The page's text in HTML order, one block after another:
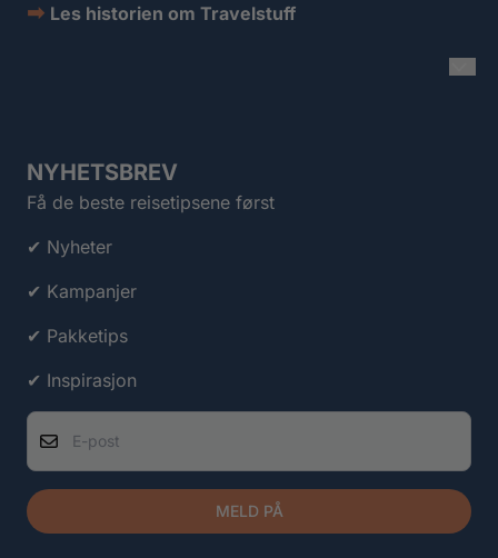
➡ Les historien om Travelstuff
NYHETSBREV
Få de beste reisetipsene først
✔ Nyheter
✔ Kampanjer
✔ Pakketips
✔ Inspirasjon
E-post
MELD PÅ